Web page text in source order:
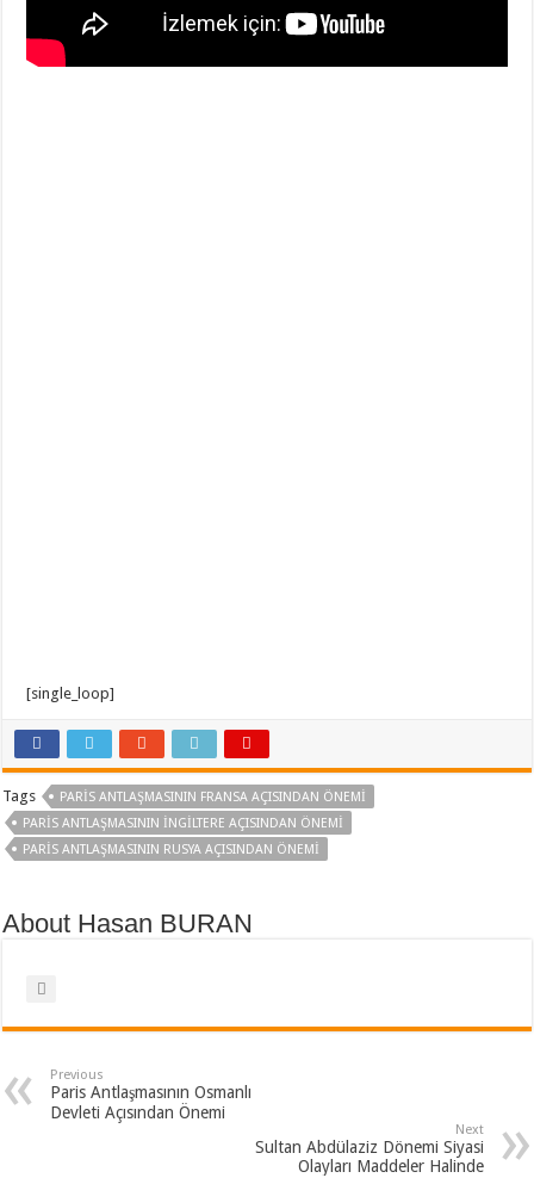
[single_loop]
Tags
PARIS ANTLAŞMASININ FRANSA AÇISINDAN ÖNEMI
PARIS ANTLAŞMASININ İNGILTERE AÇISINDAN ÖNEMI
PARIS ANTLAŞMASININ RUSYA AÇISINDAN ÖNEMI
About Hasan BURAN
Previous
Paris Antlaşmasının Osmanlı
Devleti Açısından Önemi
Next
Sultan Abdülaziz Dönemi Siyasi
Olayları Maddeler Halinde